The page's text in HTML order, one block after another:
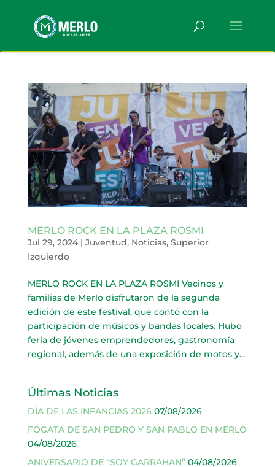
MERLO ROCK EN LA PLAZA ROSMI
Jul 29, 2024| Juventud, Noticias, Superior
Izquierdo
MERLO ROCK EN LA PLAZA ROSMI Vecinos y
familias de Merlo disfrutaron de la segunda
edición de este festival, que contó con la
participación de músicos y bandas locales. Hubo
feria de jóvenes emprendedores, gastronomía
regional, además de una exposición de motos y...
Últimas Noticias
DÍA DE LAS INFANCIAS 2026 07/08/2026
FOGATA DE SAN PEDRO Y SAN PABLO EN MERLO
04/08/2026
ANIVERSARIO DE “SOY GARRAHAN” 04/08/2026